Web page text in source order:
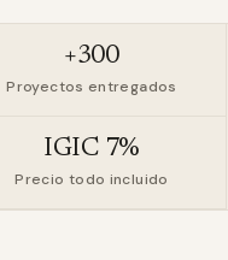
+300
Proyectos entregados
IGIC 7%
Precio todo incluido